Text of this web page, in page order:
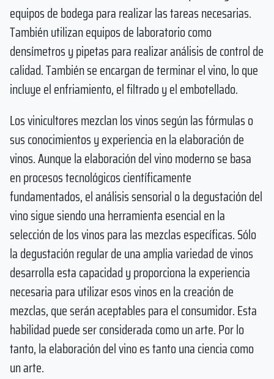
equipos de bodega para realizar las tareas necesarias.
También utilizan equipos de laboratorio como
densímetros y pipetas para realizar análisis de control de
calidad. También se encargan de terminar el vino, lo que
incluye el enfriamiento, el filtrado y el embotellado.
Los vinicultores mezclan los vinos según las fórmulas o
sus conocimientos y experiencia en la elaboración de
vinos. Aunque la elaboración del vino moderno se basa
en procesos tecnológicos científicamente
fundamentados, el análisis sensorial o la degustación del
vino sigue siendo una herramienta esencial en la
selección de los vinos para las mezclas específicas. Sólo
la degustación regular de una amplia variedad de vinos
desarrolla esta capacidad y proporciona la experiencia
necesaria para utilizar esos vinos en la creación de
mezclas, que serán aceptables para el consumidor. Esta
habilidad puede ser considerada como un arte. Por lo
tanto, la elaboración del vino es tanto una ciencia como
un arte.